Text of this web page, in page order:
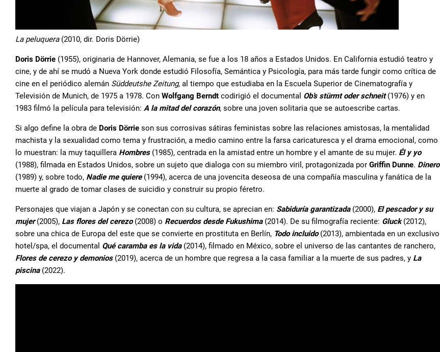
La peluquera(2010, dir. Doris Dörrie)
Doris Dörrie (1955), originaria de Hannover, Alemania, se fue a los 18 años a Estados Unidos. En California estudió teatro y
cine, y de ahí se mudó a Nueva York donde estudió Filosofía, Semántica y Psicología, para más tarde fungir como crítica de
cine en el periódico alemán Süddeutshe Zeitung, al tiempo que estudiaba en la Escuela Superior de Cinematografía y
Televisión de Munich, de 1975 a 1978. Con Wolfgang Berndt codirigió el documental Ob’s stürmt oder schneit(1976) y en
1983 filmó la película para televisión: A la mitad del corazón, sobre una joven solitaria que se autoescribe cartas.
Si algo define la obra de Doris Dörrie son sus corrosivas sátiras feministas sobre las relaciones amistosas, la mentalidad
machista y la sexualidad como tema y frustración, a medio camino entre la farsa caricaturesca y el drama emocional, como
lo muestran: la muy taquillera Hombres(1985), centrada en la amistad entre un hombre y el amante de su mujer. Él y yo
(1988), filmada en Estados Unidos, sobre un sujeto que dialoga con su miembro viril, protagonizada por Griffin Dunne. Dinero
(1989) y, sobre todo, Nadie me quiere(1994), acerca de una jovencita deseosa de una compañía masculina y fanática de la
muerte al grado de tomar clases de suicidio y construir su propio féretro.
Personajes que viajan a Japón y se conectan con su cultura, se aprecian en: Sabiduría garantizada(2000), El pescador y su
mujer(2005), Las flores del cerezo(2008) o Recuerdos desde Fukushima (2014). De su filmografía reciente: Gluck(2012),
sobre una chica de Europa del este que se convierte en prostituta en Berlín, Todo incluido(2013), ambientada en un exclusivo
hotel/spa, el documental Qué caramba es la vida (2014), filmado en México, sobre el universo de las cantantes de ranchero,
Flores de cerezo y demonios(2019), acerca de un hombre que regresa a la casa familiar a la muerte de sus padres, y La
piscina(2022).